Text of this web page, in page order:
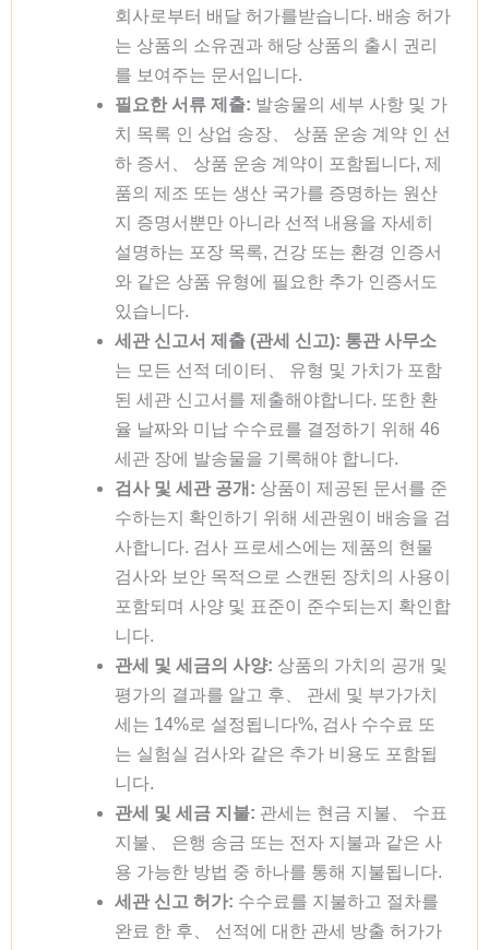
회사로부터 배달 허가를받습니다. 배송 허가
는 상품의 소유권과 해당 상품의 출시 권리
를 보여주는 문서입니다.
필요한 서류 제출: 발송물의 세부 사항 및 가
치 목록 인 상업 송장、 상품 운송 계약 인 선
하 증서、 상품 운송 계약이 포함됩니다, 제
품의 제조 또는 생산 국가를 증명하는 원산
지 증명서뿐만 아니라 선적 내용을 자세히
설명하는 포장 목록, 건강 또는 환경 인증서
와 같은 상품 유형에 필요한 추가 인증서도
있습니다.
세관 신고서 제출 (관세 신고): 통관 사무소
는 모든 선적 데이터、 유형 및 가치가 포함
된 세관 신고서를 제출해야합니다. 또한 환
율 날짜와 미납 수수료를 결정하기 위해 46
세관 장에 발송물을 기록해야 합니다.
검사 및 세관 공개: 상품이 제공된 문서를 준
수하는지 확인하기 위해 세관원이 배송을 검
사합니다. 검사 프로세스에는 제품의 현물
검사와 보안 목적으로 스캔된 장치의 사용이
포함되며 사양 및 표준이 준수되는지 확인합
니다.
관세 및 세금의 사양: 상품의 가치의 공개 및
평가의 결과를 알고 후、 관세 및 부가가치
세는 14%로 설정됩니다%, 검사 수수료 또
는 실험실 검사와 같은 추가 비용도 포함됩
니다.
관세 및 세금 지불: 관세는 현금 지불、 수표
지불、 은행 송금 또는 전자 지불과 같은 사
용 가능한 방법 중 하나를 통해 지불됩니다.
세관 신고 허가: 수수료를 지불하고 절차를
완료 한 후、 선적에 대한 관세 방출 허가가